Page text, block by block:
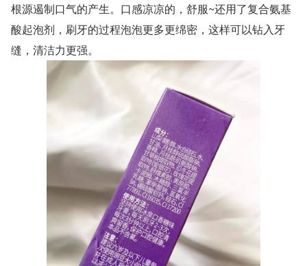
根源遏制口气的产生。口感凉凉的，舒服~还用了复合氨基
酸起泡剂，刷牙的过程泡泡更多更绵密，这样可以钻入牙
缝，清洁力更强。